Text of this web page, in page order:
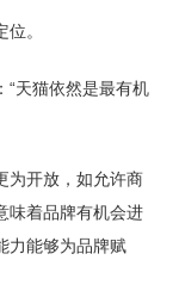
。
“天猫依然是最有机
为开放，如允许商
味着品牌有机会进
力能够为品牌赋